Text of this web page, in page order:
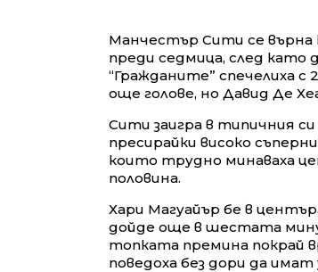
Манчестър Сити се върна
преди седмица, след като
“Гражданите” спечелиха
още голове, но Давид Де
Сити заигра в типичния
пресирайки високо
които трудно минаваха
половина.
Хари Магуайър бе в
дойде още в шестата
топката премина покрай
поведоха без дори да